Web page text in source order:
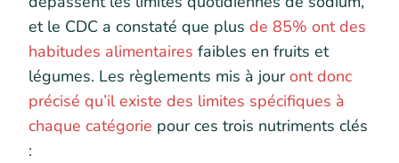
et le CDC a constaté que plus de 85% ont des
habitudes alimentaires faibles en fruits et
légumes. Les règlements mis à jouront donc
précisé qu’il existe des limites spécifiques à
chaque catégorie pour ces trois nutriments clés
: